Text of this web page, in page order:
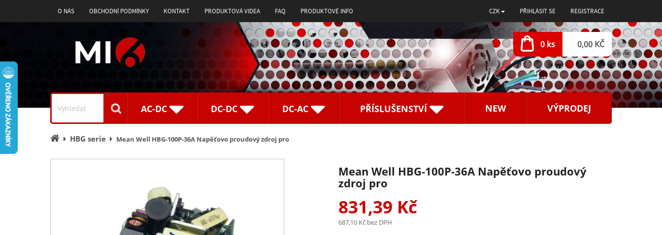
O NÁS OBCHODNÍ PODMÍNKY KONTAKT PRODUKTOVÁ VIDEA FAQ PRODUKTOVÉ INFO CZK PŘIHLÁSIT SE REGISTRACE
0 ks 0,00 KČ
Vyhledávání
AC-DC DC-DC DC-AC PŘÍSLUŠENSTVÍ NEW VÝPRODEJ
ÚvodníHBG serie Mean Well HBG-100P-36A Napěťovo proudový zdroj pro
Mean Well HBG-100P-36A Napěťovo proudový
zdroj pro
831,39 Kč
687,10 Kč bez DPH